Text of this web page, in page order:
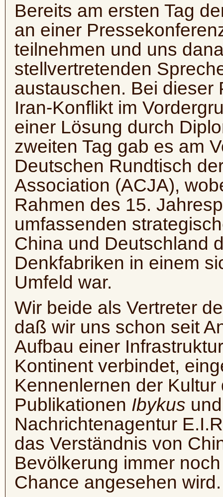
Bereits am ersten Tag
an einer
teilnehmen und uns
stellvertretenden
austauschen. Bei dieser
Iran-Konflikt im
einer Lösung durch
zweiten Tag gab es am
Deutschen Rundtisch
Association (ACJA),
Rahmen des 15.
umfassenden
China und Deutschland
Denkfabriken in einem
Umfeld war.
Wir beide als Vertreter
daß wir uns schon seit
Aufbau einer
Kontinent verbindet,
Kennenlernen der
Publikationen Ibykus
Nachrichtenagentur
das Verständnis von
Bevölkerung immer
Chance angesehen wird.